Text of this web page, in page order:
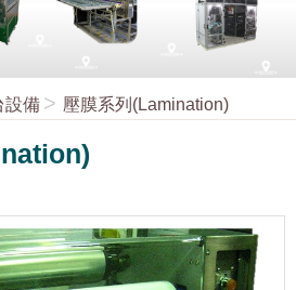
設備 壓膜系列(Lamination)